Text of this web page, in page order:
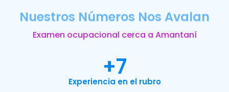
Nuestros Números Nos Avalan
Examen ocupacional cerca a Amantaní
Experiencia en el rubro
+7